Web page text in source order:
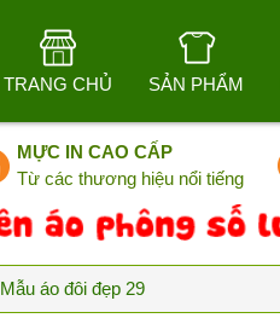
TRANG CHỦ SẢN PHẨM
MỰC IN CAO CẤP
Từ các thương hiệu nổi tiếng
Mẫu áo đôi đẹp 29